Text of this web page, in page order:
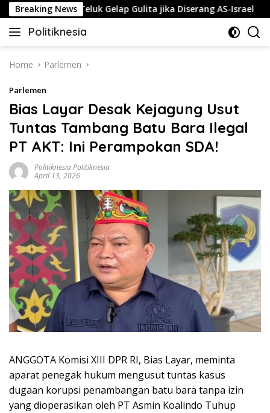
Skip
to
content
Breaking News
negara Teluk Gelap Gulita jika Diserang AS-Israel
Politiknesia
Politiknesia.com
Home Parlemen
Parlemen
Bias Layar Desak Kejagung Usut
Tuntas Tambang Batu Bara Ilegal
PT AKT: Ini Perampokan SDA!
Politiknesia Politiknesia
April 13, 2026
ANGGOTA Komisi XIII DPR RI, Bias Layar, meminta
aparat penegak hukum mengusut tuntas kasus
dugaan korupsi penambangan batu bara tanpa izin
yang dioperasikan oleh PT Asmin Koalindo Tuhup